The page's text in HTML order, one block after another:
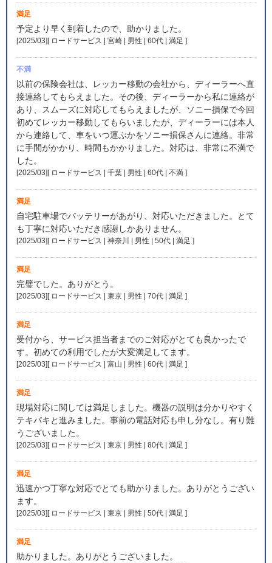
満足
予定より早く到着したので、助かりました。
[2025/03][ ロードサービス | 宮崎 | 男性 | 60代 | 満足 ]
不満
以前の保険会社は、レッカー移動の会社から、ディーラーへ直
接連絡してもらえました。その後、ディーラーから私に連絡が
あり、スムーズに対応してもらえましたが、ソニー損保で今回
初めてレッカー移動してもらいましたが、ディーラーには本人
から連絡して、車をいつ運ぶかをソニー損保さんに連絡。非常
に手間がかかり、時間もかかりました。対応は、非常に不満で
した。
[2025/03][ ロードサービス | 千葉 | 男性 | 60代 | 不満 ]
満足
自宅駐車場でバッテリーがあがり、対応いただきました。とて
も丁寧に対応いただき感謝しかありません。
[2025/03][ ロードサービス | 神奈川 | 男性 | 50代 | 満足 ]
満足
完璧でした。ありがとう。
[2025/03][ ロードサービス | 東京 | 男性 | 70代 | 満足 ]
満足
受付から、サービス担当者までのご対応がとても良かったで
す。初めての利用でしたが大変満足してます。
[2025/03][ ロードサービス | 富山 | 男性 | 60代 | 満足 ]
満足
現場対応に関しては満足しました。機器の説明は分かりやすく
テキパキと進みました。事前の電話対応も申し分なし。有り難
うございました。
[2025/03][ ロードサービス | 東京 | 男性 | 80代 | 満足 ]
満足
迅速かつ丁寧な対応でとても助かりました。ありがとうござい
ます。
[2025/03][ ロードサービス | 東京 | 男性 | 50代 | 満足 ]
満足
助かりました。ありがとうございました。